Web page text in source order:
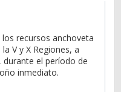
recursos anchoveta
V y X Regiones, a
el período de
inmediato.